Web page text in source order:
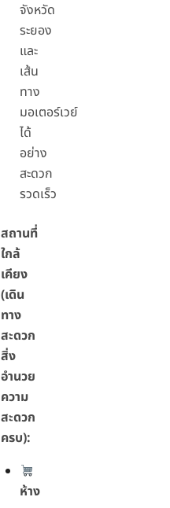
จังหวัด
ระยอง
และ
เส้น
ทาง
มอเตอร์เวย์
ได้
อย่าง
สะดวก
รวดเร็ว
สถานที่
ใกล้
เคียง
(เดิน
ทาง
สะดวก
สิ่ง
อำนวย
ความ
สะดวก
ครบ):
ห้าง